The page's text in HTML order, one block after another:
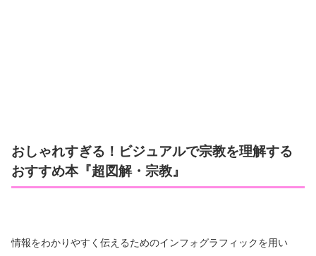
おしゃれすぎる！ビジュアルで宗教を理解する
おすすめ本『超図解・宗教』
情報をわかりやすく伝えるためのインフォグラフィックを用い